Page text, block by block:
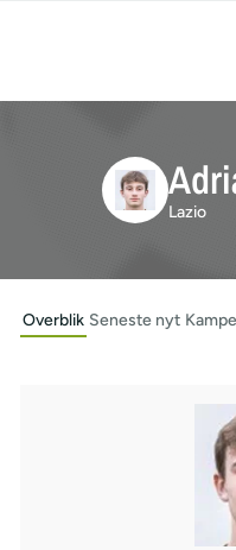
Lazio
Overblik Seneste nyt